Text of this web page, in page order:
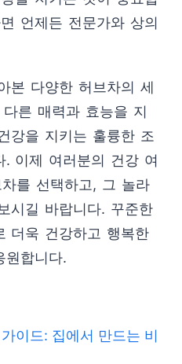
언제든 전문가와 상의
본 다양한 허브차의 세
른 매력과 효능을 지
강을 지키는 훌륭한 조
. 이제 여러분의 건강 여
를 선택하고, 그 놀라
시길 바랍니다. 꾸준한
더욱 건강하고 행복한
원합니다.
이드: 집에서 만드는 비